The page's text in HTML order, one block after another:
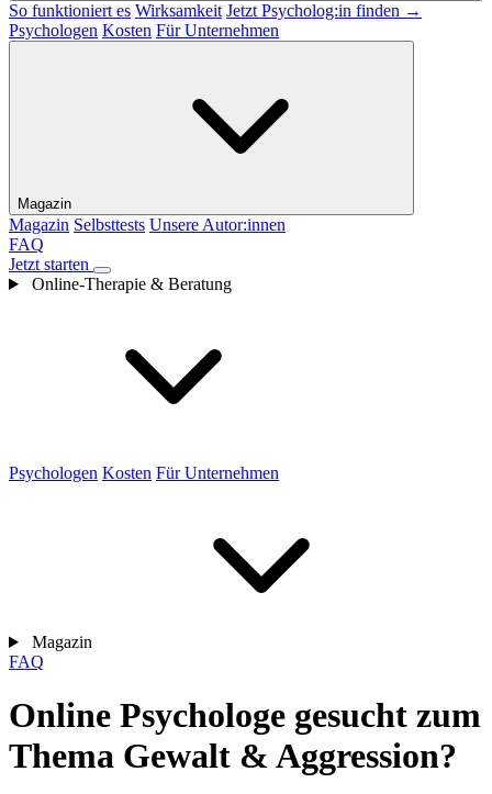
So funktioniert es Wirksamkeit Jetzt Psycholog:in finden →
Psychologen Kosten Für Unternehmen
Magazin
Magazin Selbsttests Unsere Autor:innen
FAQ
Jetzt starten
Online-Therapie & Beratung
Psychologen Kosten Für Unternehmen
Magazin
FAQ
Online Psychologe gesucht zum
Thema Gewalt & Aggression?